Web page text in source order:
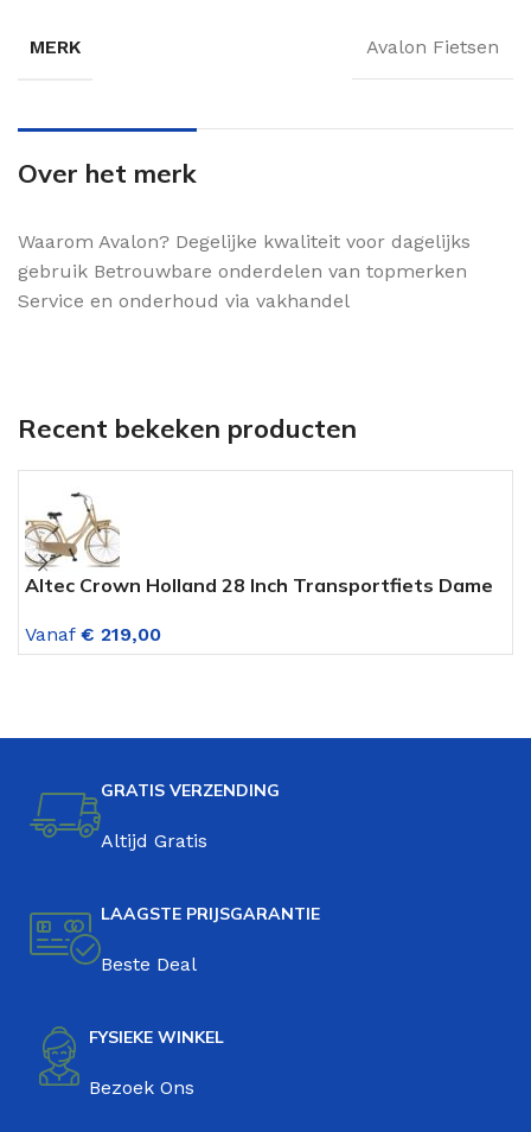
MERK Avalon Fietsen
Over het merk
Waarom Avalon? Degelijke kwaliteit voor dagelijks
gebruik Betrouwbare onderdelen van topmerken
Service en onderhoud via vakhandel
Recent bekeken producten
Altec Crown Holland 28 Inch Transportfiets Dame
Vanaf € 219,00
GRATIS VERZENDING
Altijd Gratis
LAAGSTE PRIJSGARANTIE
Beste Deal
FYSIEKE WINKEL
Bezoek Ons